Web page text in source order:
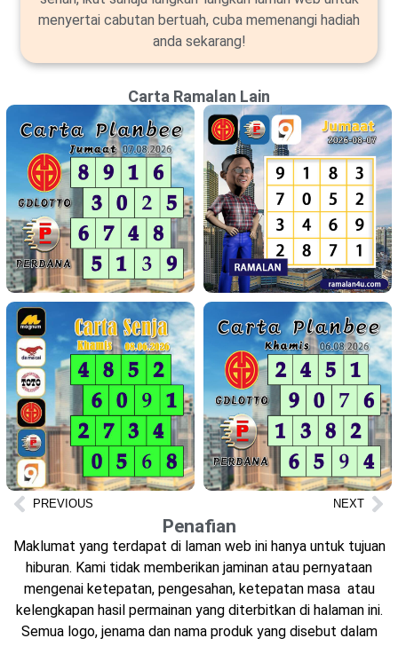
menyertai cabutan bertuah, cuba memenangi hadiah
anda sekarang!
Carta Ramalan Lain
PREVIOUS NEXT
Penafian
Maklumat yang terdapat di laman web ini hanya untuk tujuan
hiburan. Kami tidak memberikan jaminan atau pernyataan
mengenai ketepatan, pengesahan, ketepatan masa atau
kelengkapan hasil permainan yang diterbitkan di halaman ini.
Semua logo, jenama dan nama produk yang disebut dalam